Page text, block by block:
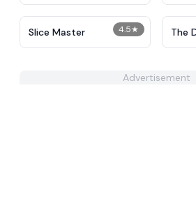
4.5★
Slice Master
The
Advertisement